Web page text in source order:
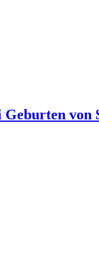
von